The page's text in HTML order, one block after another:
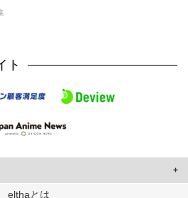
ト
、ユーザーに合わせたコンテンツや広告の
elthaとは